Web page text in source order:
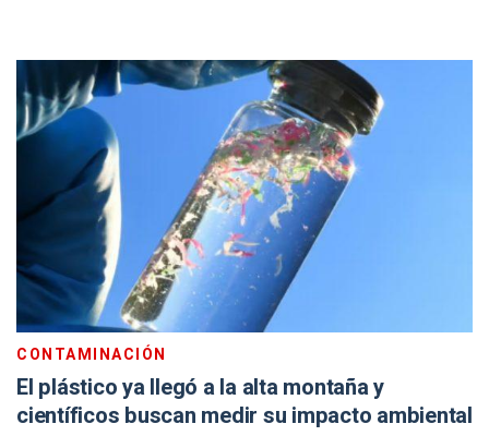
CONTAMINACIÓN
El plástico ya llegó a la alta montaña y
científicos buscan medir su impacto ambiental